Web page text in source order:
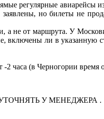
регулярные
но билеты не
а не от маршрута. У
ли в указанную
часа (в Черногории время
У МЕНЕДЖЕРА .